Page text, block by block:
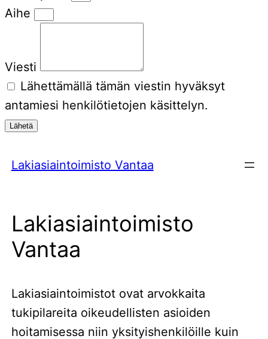
Aihe
Viesti
Lähettämällä tämän viestin hyväksyt
antamiesi henkilötietojen käsittelyn.
Lähetä
sisältöön
Lakiasiaintoimisto Vantaa
Lakiasiaintoimisto
Vantaa
Lakiasiaintoimistot ovat arvokkaita
tukipilareita oikeudellisten asioiden
hoitamisessa niin yksityishenkilöille kuin